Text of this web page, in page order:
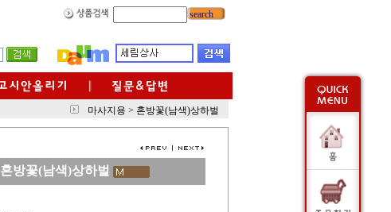
search
마사지용 > 혼방꽃(남색)상하벌
혼방꽃(남색)상하벌